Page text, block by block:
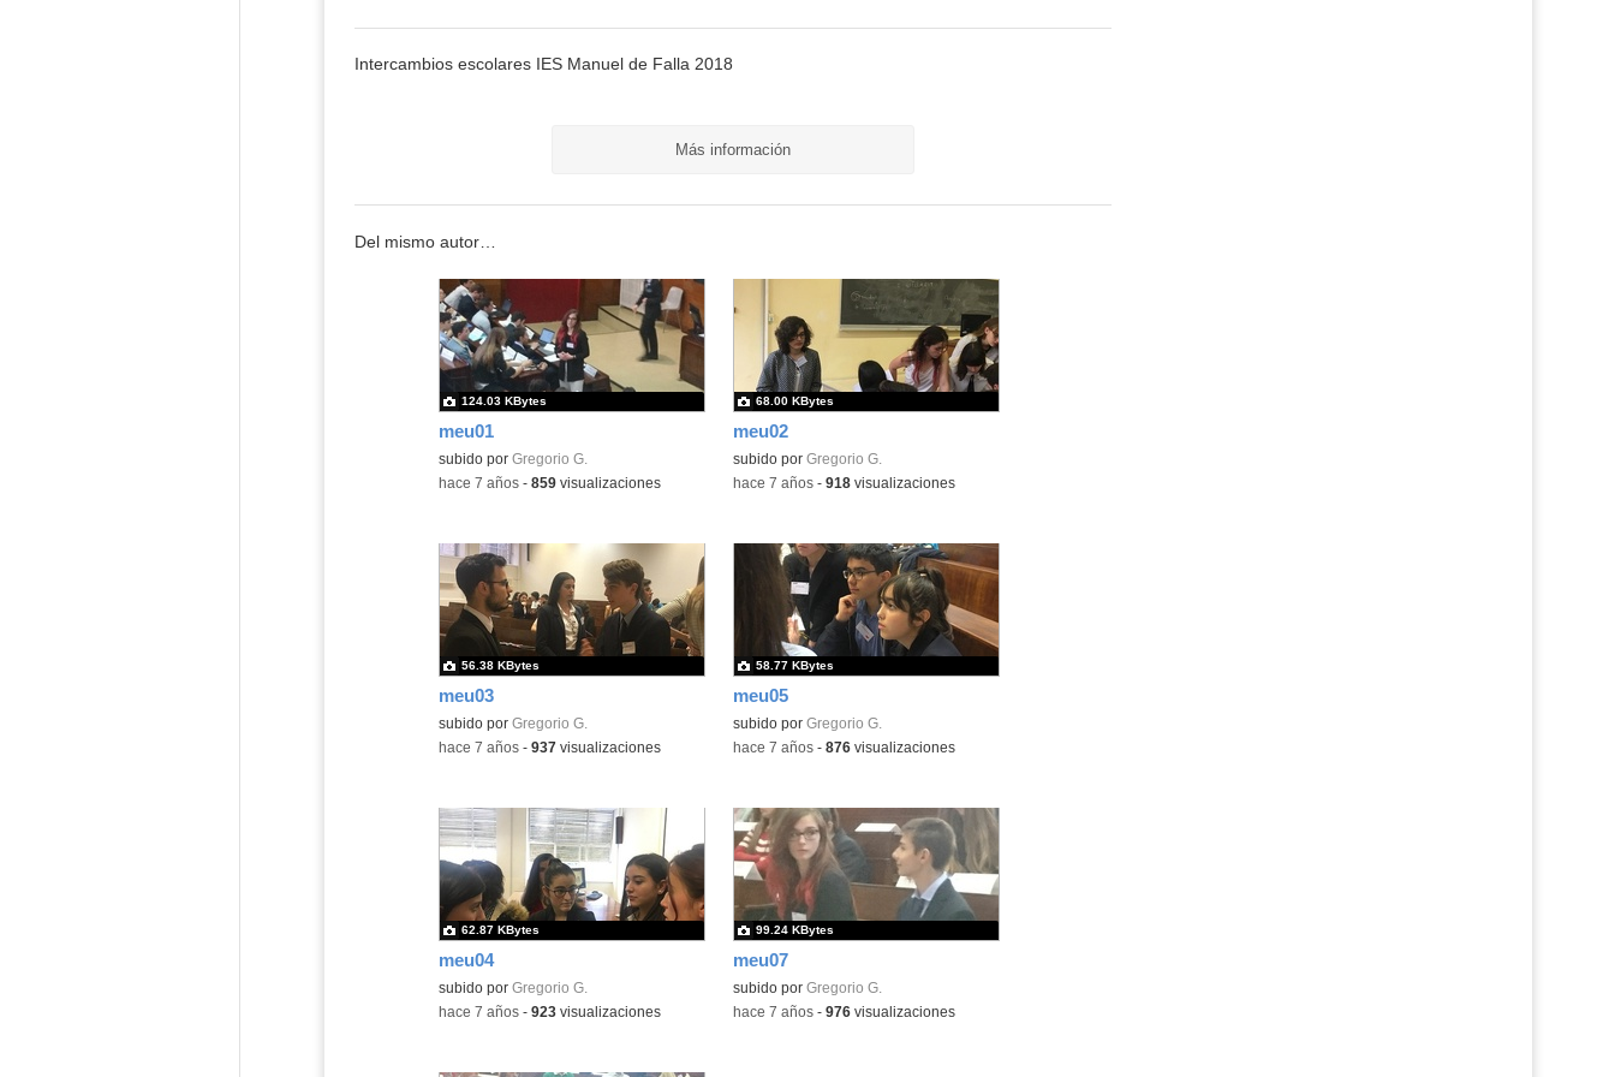
Intercambios escolares IES Manuel de Falla 2018
Más información
Del mismo autor…
meu01
subido por Gregorio G.
124.03 KBytes
-hace 7 años- 859visualizaciones
meu02
subido por Gregorio G.
68.00 KBytes
-hace 7 años- 918visualizaciones
meu03
subido por Gregorio G.
56.38 KBytes
-hace 7 años- 937visualizaciones
meu05
subido por Gregorio G.
58.77 KBytes
-hace 7 años- 876visualizaciones
meu04
subido por Gregorio G.
62.87 KBytes
-hace 7 años- 923visualizaciones
meu07
subido por Gregorio G.
99.24 KBytes
-hace 7 años- 976visualizaciones